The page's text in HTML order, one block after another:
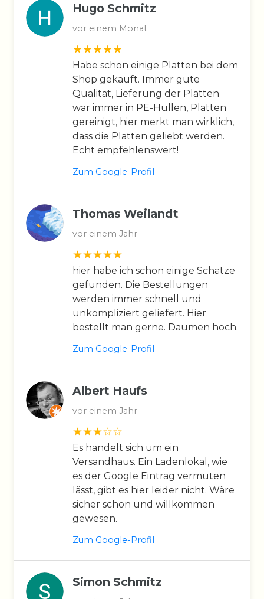
Hugo Schmitz
vor einem Monat
Habe schon einige Platten bei dem
Shop gekauft. Immer gute
Qualität, Lieferung der Platten
war immer in PE-Hüllen, Platten
gereinigt, hier merkt man wirklich,
dass die Platten geliebt werden.
Echt empfehlenswert!
Zum Google-Profil
Thomas Weilandt
vor einem Jahr
hier habe ich schon einige Schätze
gefunden. Die Bestellungen
werden immer schnell und
unkompliziert geliefert. Hier
bestellt man gerne. Daumen hoch.
Zum Google-Profil
Albert Haufs
vor einem Jahr
Es handelt sich um ein
Versandhaus. Ein Ladenlokal, wie
es der Google Eintrag vermuten
lässt, gibt es hier leider nicht. Wäre
sicher schon und willkommen
gewesen.
Zum Google-Profil
Simon Schmitz